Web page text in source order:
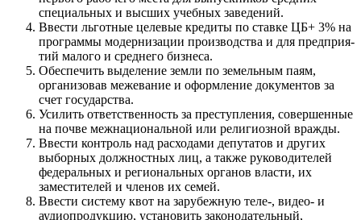
специ­альных и высших учебных заведений.
Ввести льготные целевые кредиты по ставке ЦБ+ 3% на
программы модернизации производства и для предприя­
тий малого и среднего бизнеса.
Обеспечить выделение земли по земельным паям,
организовав межевание и оформление документов за
счет государ­ства.
Усилить ответственность за преступления, совершенные
на почве межнациональной или религиозной вражды.
Ввести контроль над расходами депутатов и других
выбор­ных должностных лиц, а также руководителей
федераль­ных и региональных органов власти, их
заместителей и членов их семей.
Ввести систему квот на зарубежную теле-, видео- и
аудио­продукцию, установить законодательный,